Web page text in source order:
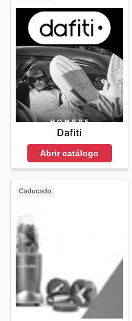
Dafiti
Abrir catálogo
Caducado